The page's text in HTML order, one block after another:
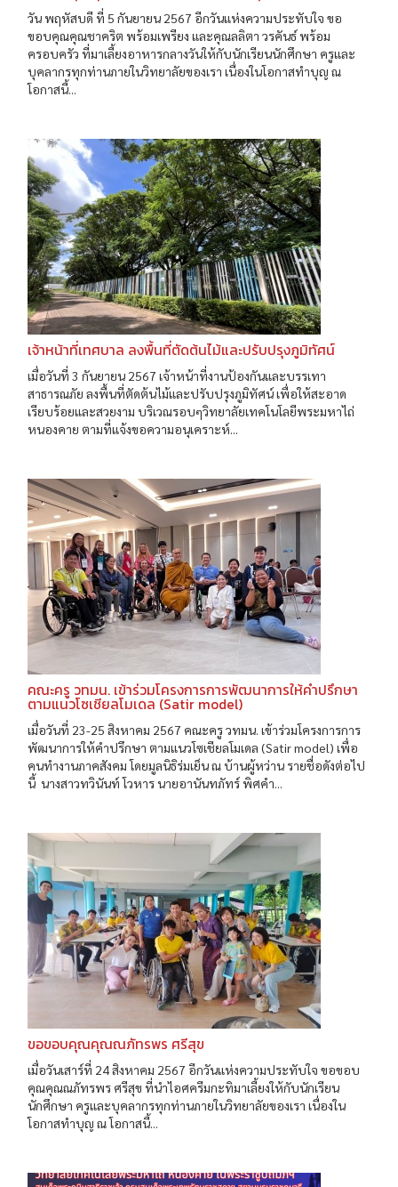
วัน พฤหัสบดี ที่ 5 กันยายน 2567 อีกวันแห่งความประทับใจ ขอ
ขอบคุณคุณชาคริต พร้อมเพรียง และคุณลลิตา วรคันธ์ พร้อม
ครอบครัว ที่มาเลี้ยงอาหารกลางวันให้กับนักเรียนนักศึกษา ครูและ
บุคลากรทุกท่านภายในวิทยาลัยของเรา เนื่องในโอกาสทำบุญ ณ
โอกาสนี้...
เจ้าหน้าที่เทศบาล ลงพื้นที่ตัดต้นไม้และปรับปรุงภูมิทัศน์
เมื่อวันที่ 3 กันยายน 2567 เจ้าหน้าที่งานป้องกันและบรรเทา
สาธารณภัย ลงพื้นที่ตัดต้นไม้และปรับปรุงภูมิทัศน์ เพื่อให้สะอาด
เรียบร้อยและสวยงาม บริเวณรอบๆวิทยาลัยเทคโนโลยีพระมหาไถ่
หนองคาย ตามที่แจ้งขอความอนุเคราะห์...
คณะครู วทมน. เข้าร่วมโครงการการพัฒนาการให้คำปรึกษา
ตามแนวโซเชียลโมเดล (Satir model)
เมื่อวันที่ 23-25 สิงหาคม 2567 คณะครู วทมน. เข้าร่วมโครงการการ
พัฒนาการให้คำปรึกษา ตามแนวโซเชียลโมเดล (Satir model) เพื่อ
คนทำงานภาคสังคม โดยมูลนิธิร่มเย็น ณ บ้านผู้หว่าน รายชื่อดังต่อไป
นี้ นางสาวทวินันท์ โวหาร นายอานันทภัทร์ พิศคำ...
ขอขอบคุณคุณณภัทรพร ศรีสุข
เมื่อวันเสาร์ที่ 24 สิงหาคม 2567 อีกวันแห่งความประทับใจ ขอขอบ
คุณคุณณภัทรพร ศรีสุข ที่นำไอศครีมกะทิมาเลี้ยงให้กับนักเรียน
นักศึกษา ครูและบุคลากรทุกท่านภายในวิทยาลัยของเรา เนื่องใน
โอกาสทำบุญ ณ โอกาสนี้...